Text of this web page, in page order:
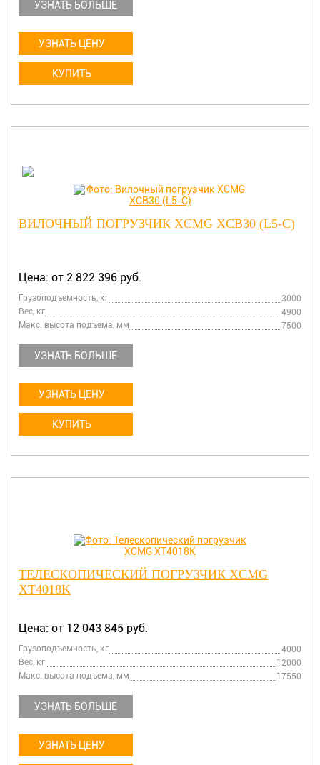
УЗНАТЬ БОЛЬШЕ
УЗНАТЬ ЦЕНУ
КУПИТЬ
ВИЛОЧНЫЙ ПОГРУЗЧИК XCMG XCB30 (L5-C)
Цена: от 2 822 396 руб.
Грузоподъемность, кг
3000
Вес, кг
4900
Макс. высота подъема, мм
7500
УЗНАТЬ БОЛЬШЕ
УЗНАТЬ ЦЕНУ
КУПИТЬ
ТЕЛЕСКОПИЧЕСКИЙ ПОГРУЗЧИК XCMG
XT4018K
Цена: от 12 043 845 руб.
Грузоподъемность, кг
4000
Вес, кг
12000
Макс. высота подъема, мм
17550
УЗНАТЬ БОЛЬШЕ
УЗНАТЬ ЦЕНУ